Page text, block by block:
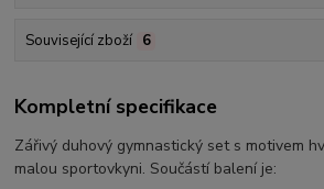
Související zboží 6
Kompletní specifikace
Zářivý duhový gymnastický set s motivem
malou sportovkyni. Součástí balení je: